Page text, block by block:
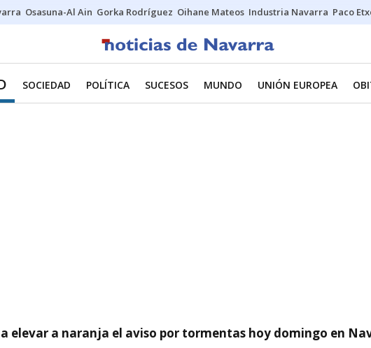
Osasuna-Al Ain Gorka Rodríguez Oihane Mateos Industria Navarra Paco
SOCIEDAD POLÍTICA SUCESOS MUNDO UNIÓN EUROPEA
a elevar a naranja el aviso por tormentas hoy domingo en